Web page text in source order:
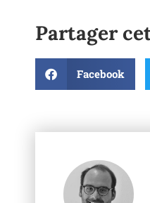
Partager
Facebook